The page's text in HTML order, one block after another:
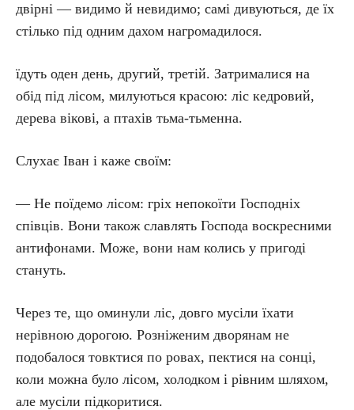
двірні — видимо й невидимо; самі дивуються, де їх
стілько під одним дахом нагромадилося.
їдуть оден день, другий, третій. Затрималися на
обід під лісом, милуються красою: ліс кедровий,
дерева вікові, а птахів тьма-тьменна.
Слухає Іван і каже своїм:
— Не поїдемо лісом: гріх непокоїти Господніх
співців. Вони також славлять Господа воскресними
антифонами. Може, вони нам колись у пригоді
стануть.
Через те, що оминули ліс, довго мусіли їхати
нерівною дорогою. Розніженим дворянам не
подобалося товктися по ровах, пектися на сонці,
коли можна було лісом, холодком і рівним шляхом,
але мусіли підкоритися.